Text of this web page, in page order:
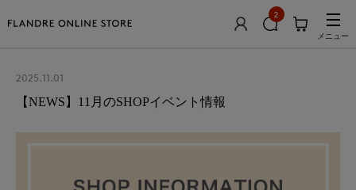
2
メニュー
2025.11.01
【NEWS】11月のSHOPイベント情報